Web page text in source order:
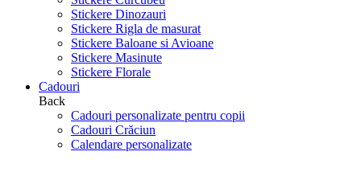
Stickere Dinozauri
Stickere Rigla de masurat
Stickere Baloane si Avioane
Stickere Masinute
Stickere Florale
Cadouri
Back
Cadouri personalizate pentru copii
Cadouri Crăciun
Calendare personalizate